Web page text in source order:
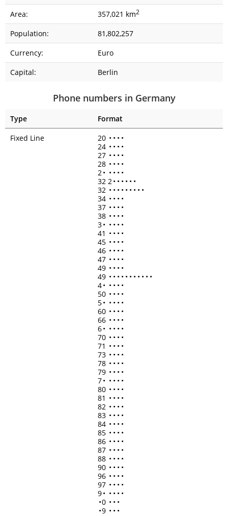
Area:
357,021 km2
Population:
81,802,257
Currency:
Euro
Capital:
Berlin
Phone numbers in Germany
Type
Format
Fixed Line
20 • • • •
24 • • • •
27 • • • •
28 • • • •
2• • • • •
32 2• • • • • •
32 • • • • • • • • •
34 • • • •
37 • • • •
38 • • • •
3• • • • •
41 • • • •
45 • • • •
46 • • • •
47 • • • •
49 • • • •
49 • • • • • • • • • • •
4• • • • •
50 • • • •
5• • • • •
60 • • • •
66 • • • •
6• • • • •
70 • • • •
71 • • • •
73 • • • •
78 • • • •
79 • • • •
7• • • • •
80 • • • •
81 • • • •
82 • • • •
83 • • • •
84 • • • •
85 • • • •
86 • • • •
87 • • • •
88 • • • •
90 • • • •
96 • • • •
97 • • • •
9• • • • •
•0 • • •
•9 • • •